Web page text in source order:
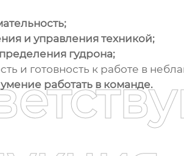
и управления техникой;
гудрона;
и готовность к работе в
работать в команде.